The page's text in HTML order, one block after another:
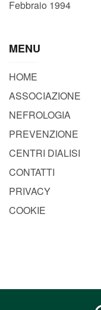
Febbraio 1994
MENU
HOME
ASSOCIAZIONE
NEFROLOGIA
PREVENZIONE
CENTRI DIALISI
CONTATTI
PRIVACY
COOKIE